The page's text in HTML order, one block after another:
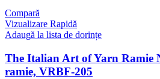
Compară
Vizualizare Rapidă
Adaugă la lista de dorințe
The Italian Art of Yarn Ramie
ramie, VRBF-205